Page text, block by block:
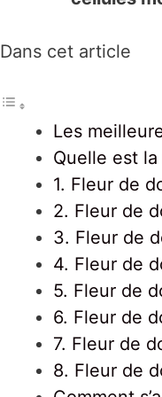
Dans cet article
Les
Quelle est
1. Fleur de
2. Fleur de
3. Fleur de
4. Fleur de
5. Fleur de
6. Fleur de
7. Fleur de
8. Fleur de